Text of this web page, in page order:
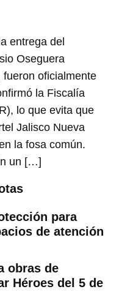
entrega del
Oseguera
fueron oficialmente
la Fiscalía
lo que evita que
Jalisco Nueva
la fosa común.
un […]
para
de atención
obras de
Héroes del 5 de